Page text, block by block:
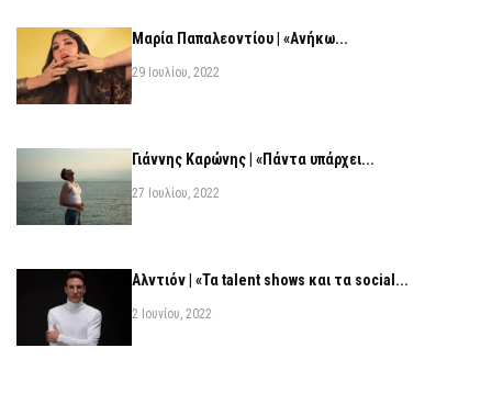
Μαρία Παπαλεοντίου | «Ανήκω...
29 Ιουλίου, 2022
Γιάννης Καρώνης | «Πάντα υπάρχει...
27 Ιουλίου, 2022
Αλντιόν | «Τα talent shows και τα social...
2 Ιουνίου, 2022